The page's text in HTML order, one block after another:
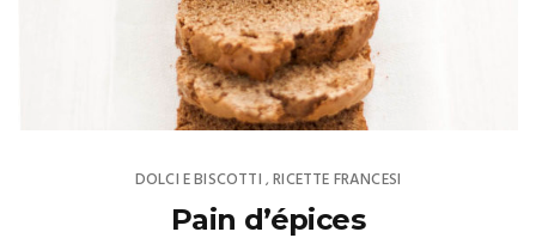
DOLCI E BISCOTTI ,RICETTE FRANCESI
Pain d’épices